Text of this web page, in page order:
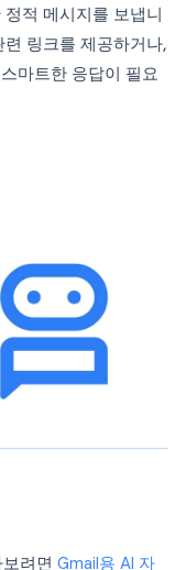
적 메시지를 보냅니
링크를 제공하거나,
마트한 응답이 필요
려면 Gmail용 AI 자